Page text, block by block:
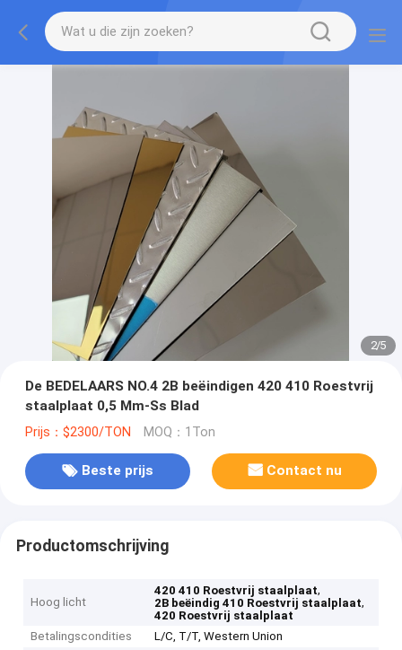
2/5
De BEDELAARS NO.4 2B beëindigen 420 410 Roestvrij
staalplaat 0,5 Mm-Ss Blad
Prijs：$2300/TON MOQ：1Ton
Beste prijs Contact nu
Productomschrijving
Hoog licht
420 410 Roestvrij staalplaat,
2B beëindig 410 Roestvrij staalplaat,
420 Roestvrij staalplaat
Betalingscondities
L/C, T/T, Western Union